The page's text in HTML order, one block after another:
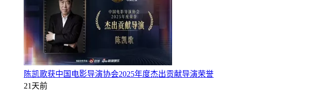
陈凯歌获中国电影导演协会2025年度杰出贡献导演荣誉
21天前